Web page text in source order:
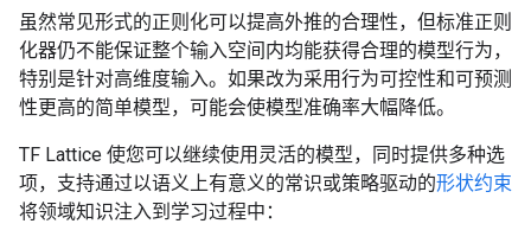
虽然常见形式的正则化可以提高外推的合理性，但标准正则
化器仍不能保证整个输入空间内均能获得合理的模型行为，
特别是针对高维度输入。如果改为采用行为可控性和可预测
性更高的简单模型，可能会使模型准确率大幅降低。
TF Lattice 使您可以继续使用灵活的模型，同时提供多种选
项，支持通过以语义上有意义的常识或策略驱动的形状约束
将领域知识注入到学习过程中：